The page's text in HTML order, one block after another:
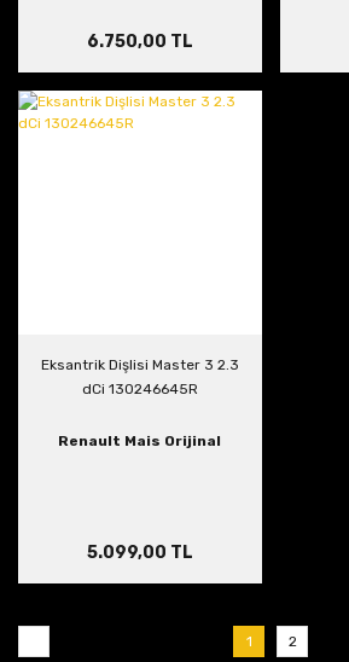
6.750,00 TL
Eksantrik Dişlisi Master 3 2.3
dCi 130246645R
Renault Mais Orijinal
5.099,00 TL
1 2